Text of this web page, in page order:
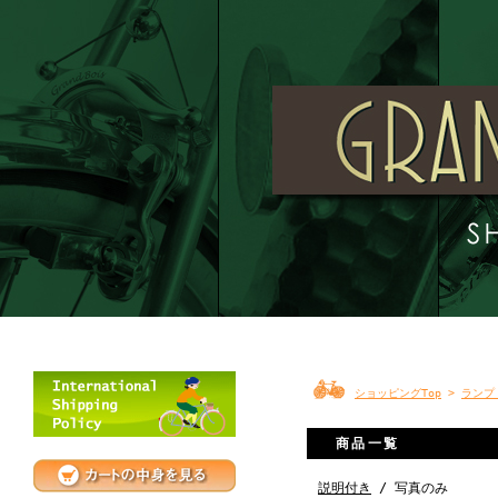
ショッピングTop > ラン
商品一覧
説明付き / 写真のみ